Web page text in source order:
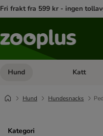
Fri frakt fra 599 kr - ingen
Hund Åpne
Katt
Hund Hundesnacks
Kategori